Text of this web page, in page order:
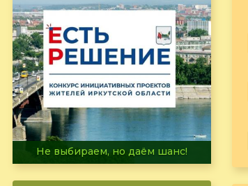
В огне не горит, в воде не тонет